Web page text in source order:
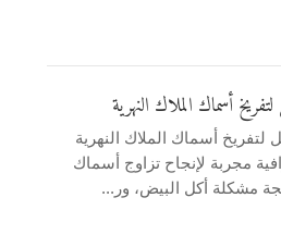
أسماك الملاك النهرية
لتفريخ أسماك الملاك النهرية
مجربة لإنجاح تزاوج أسماك
مشكلة أكل البيض، ور...